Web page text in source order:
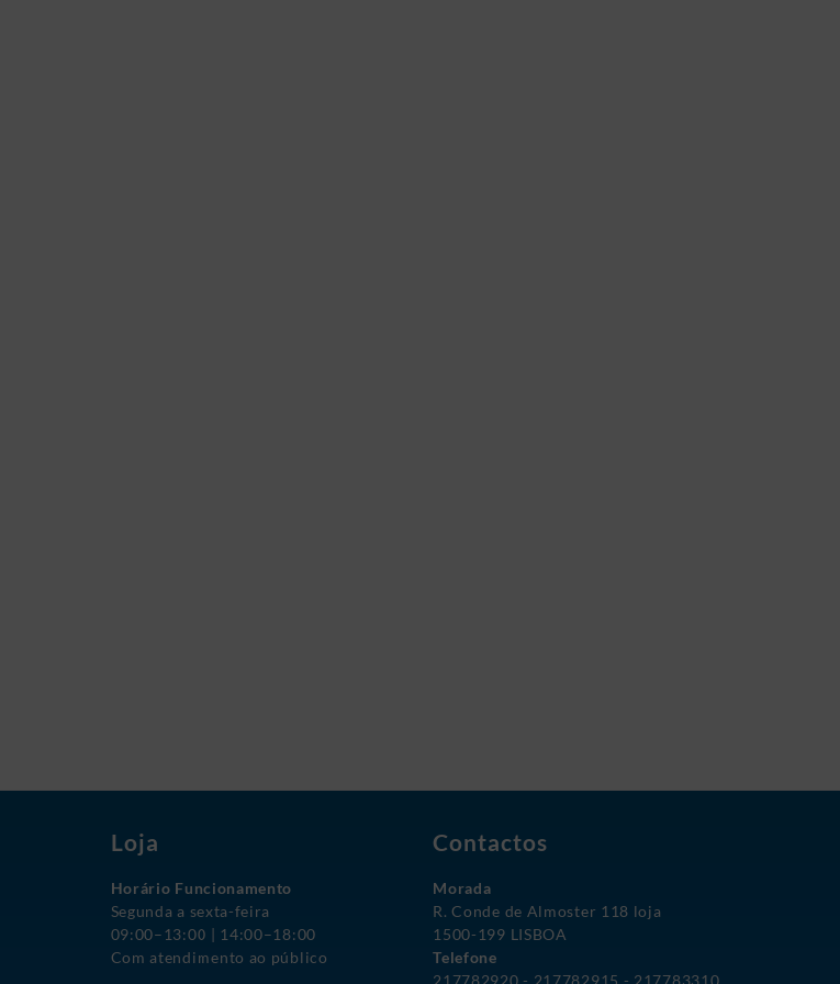
Loja
Horário Funcionamento
Segunda a sexta-feira
09:00–13:00 | 14:00–18:00
Com atendimento ao público
Contactos
Morada
R. Conde de Almoster 118 loja
1500-199 LISBOA
Telefone
217782920 - 217782915 - 217783310